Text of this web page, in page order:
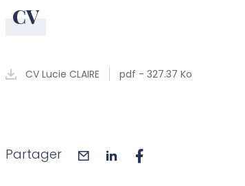
CV
CV Lucie CLAIRE pdf - 327.37 Ko
Partager maillinkedin